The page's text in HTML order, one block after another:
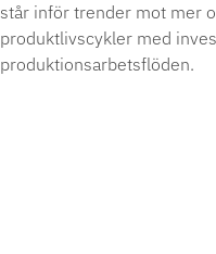
står inför trender mot mer
produktlivscykler med
produktionsarbetsflöden.